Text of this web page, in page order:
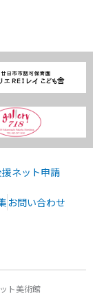
ネット申請
お問い合わせ
ト美術館